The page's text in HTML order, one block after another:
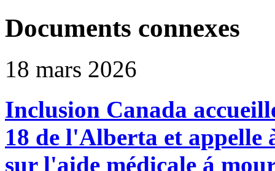
Documents connexes
18 mars 2026
Inclusion Canada
18 de l'Alberta et appelle
sur l'aide médicale á